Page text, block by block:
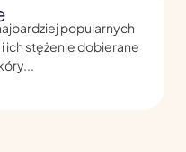
popularnych
ich stężenie dobierane